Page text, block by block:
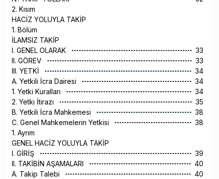
2. Kısım
HACİZ YOLUYLA TAKİP
1. Bölüm
İLAMSIZ TAKİP
I. GENEL OLARAK
33
II. GÖREV
33
III. YETKİ
34
A. Yetkili İcra Dairesi
34
1. Yetki Kuralları
34
2. Yetki İtirazı
35
B. Yetkili İcra Mahkemesi
38
C. Genel Mahkemelerin Yetkisi
38
1. Ayrım
GENEL HACİZ YOLUYLA TAKİP
I. GİRİŞ
39
II. TAKİBİN AŞAMALARI
40
A. Takip Talebi
40